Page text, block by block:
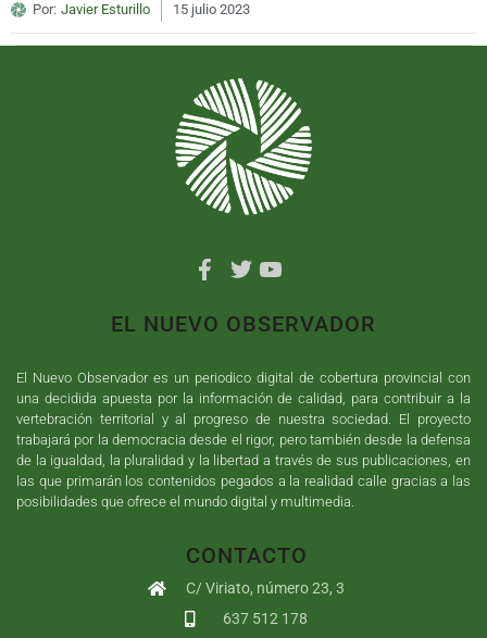
Por: Javier Esturillo 15 julio 2023
EL NUEVO OBSERVADOR
El Nuevo Observador es un periodico digital de cobertura provincial con
una decidida apuesta por la información de calidad, para contribuir a la
vertebración territorial y al progreso de nuestra sociedad. El proyecto
trabajará por la democracia desde el rigor, pero también desde la defensa
de la igualdad, la pluralidad y la libertad a través de sus publicaciones, en
las que primarán los contenidos pegados a la realidad calle gracias a las
posibilidades que ofrece el mundo digital y multimedia.
CONTACTO
C/ Viriato, número 23, 3
637 512 178